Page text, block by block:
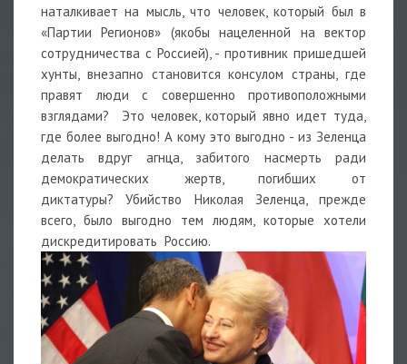
наталкивает на мысль, что человек, который был в
«Партии Регионов» (якобы нацеленной на вектор
сотрудничества с Россией), - противник пришедшей
хунты, внезапно становится консулом страны, где
правят люди с совершенно противоположными
взглядами? Это человек, который явно идет туда,
где более выгодно! А кому это выгодно - из Зеленца
делать вдруг агнца, забитого насмерть ради
демократических жертв, погибших от
диктатуры? Убийство Николая Зеленца, прежде
всего, было выгодно тем людям, которые хотели
дискредитировать Россию.